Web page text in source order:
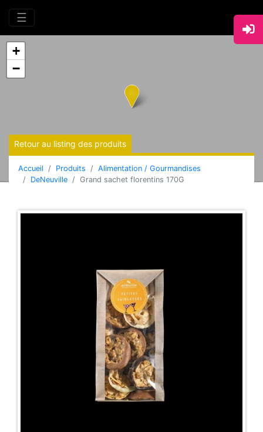
☰
+
−
Retour au listing des produits
Accueil Produits
Alimentation / Gourmandises
DeNeuville
Grand sachet florentins 170G